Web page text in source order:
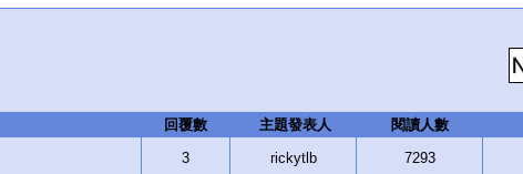
回覆數 主題發表人 閱讀人數
3 rickytlb 7293